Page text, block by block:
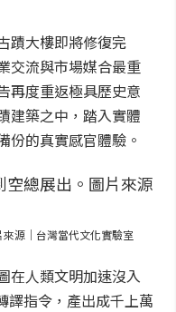
蹟大樓即將修復完
交流與市場媒合最重
再度重返極具歷史意
建築之中，踏入實體
份的真實感官體驗。
源｜台灣當代文化實驗室
在人類文明加速沒入
譯指令，產出成千上萬